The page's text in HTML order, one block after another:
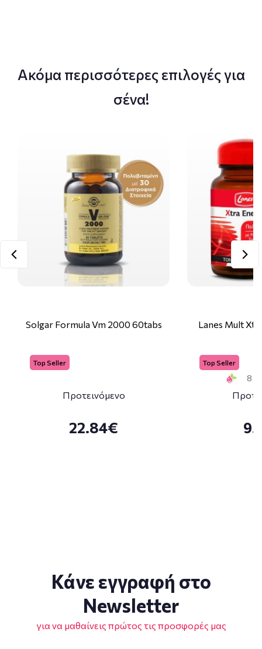
Ακόμα περισσότερες επιλογές για
σένα!
Solgar Formula Vm 2000 60tabs
Top Seller
Προτεινόμενο
22.84€
Lanes Mult
Top Seller
8
Κάνε εγγραφή στο
Newsletter
για να μαθαίνεις πρώτος τις προσφορές μας